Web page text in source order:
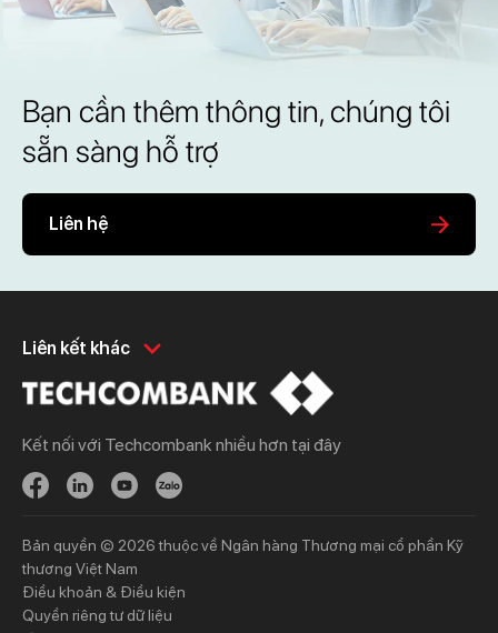
Bạn cần thêm thông tin, chúng tôi
sẵn sàng hỗ trợ
Liên hệ
Liên kết khác
Khách hàng cá nhân
Tiết kiệm
Vay
Đầu tư
Ngân hàng trực tuyến
Thông tin mới
nghiệp
Quản trị hàng ngày
Vay
Bảo hiểm
Kết nối với Techcombank nhiều hơn tại đây
Bản quyền © 2026 thuộc về Ngân hàng Thương mại cổ phần Kỹ
thương Việt Nam
Điều khoản & Điều kiện
Quyền riêng tư dữ liệu